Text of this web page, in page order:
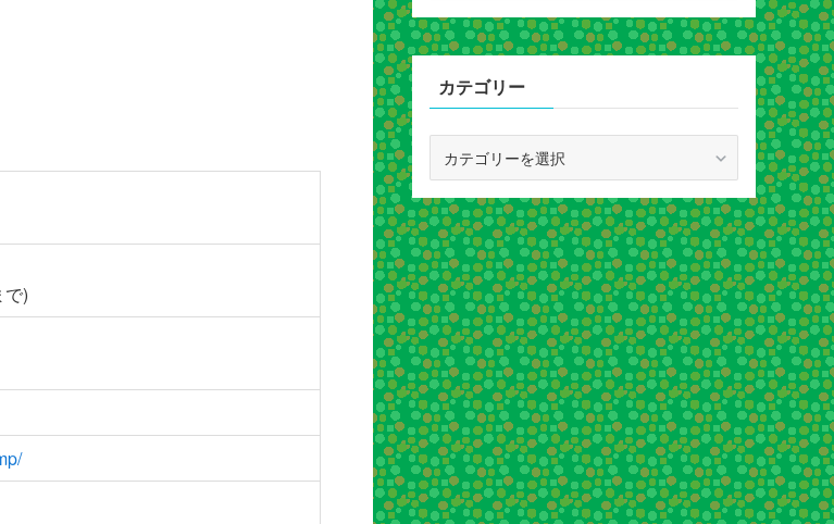
)
カ
イ
ブ
カテゴリー
ゴ
リ
ー